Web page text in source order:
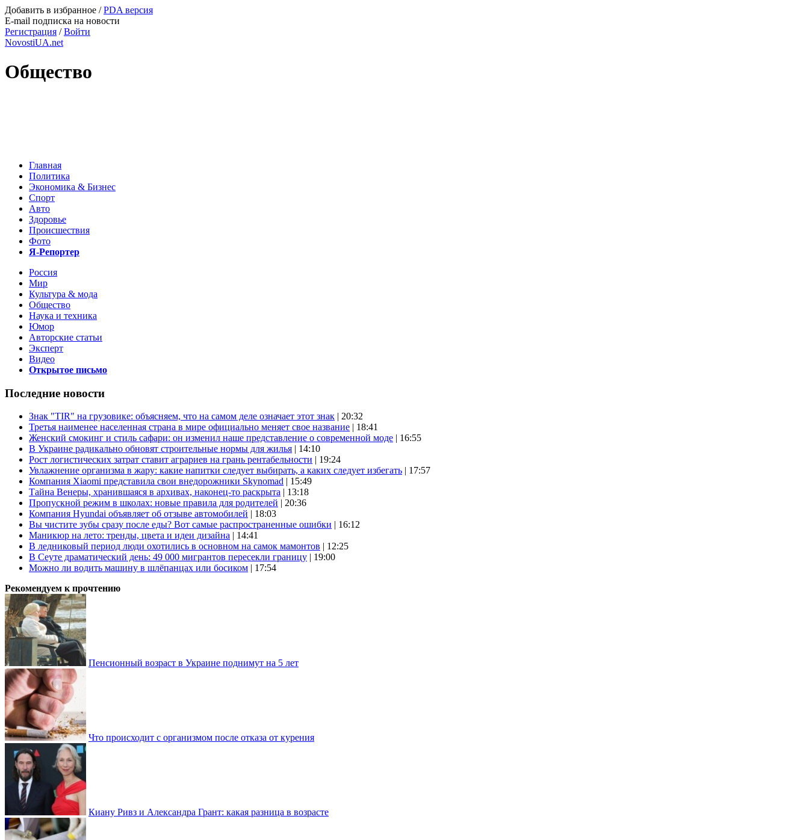
Добавить в избранное /PDA версия
E-mail подписка на новости
Регистрация /Войти
NovostiUA.net
Общество
Главная
Политика
Экономика & Бизнес
Спорт
Авто
Здоровье
Происшествия
Фото
Я-Репортер
Россия
Мир
Культура & мода
Общество
Наука и техника
Юмор
Авторские статьи
Эксперт
Видео
Открытое письмо
Последние новости
Знак "TIR" на грузовике: объясняем, что на самом деле означает этот знак | 20:32
Третья наименее населенная страна в мире официально меняет свое название | 18:41
Женский смокинг и стиль сафари: он изменил наше представление о современной моде | 16:55
В Украине радикально обновят строительные нормы для жилья | 14:10
Рост логистических затрат ставит аграриев на грань рентабельности | 19:24
Увлажнение организма в жару: какие напитки следует выбирать, а каких следует избегать | 17:57
Компания Xiaomi представила свои внедорожники Skynomad | 15:49
Тайна Венеры, хранившаяся в архивах, наконец-то раскрыта | 13:18
Пропускной режим в школах: новые правила для родителей | 20:36
Компания Hyundai объявляет об отзыве автомобилей | 18:03
Вы чистите зубы сразу после еды? Вот самые распространенные ошибки | 16:12
Маникюр на лето: тренды, цвета и идеи дизайна | 14:41
В ледниковый период люди охотились в основном на самок мамонтов | 12:25
В Сеуте драматический день: 49 000 мигрантов пересекли границу | 19:00
Можно ли водить машину в шлёпанцах или босиком | 17:54
Рекомендуем к прочтению
Пенсионный возраст в Украине поднимут на 5 лет
Что происходит с организмом после отказа от курения
Киану Ривз и Александра Грант: какая разница в возрасте